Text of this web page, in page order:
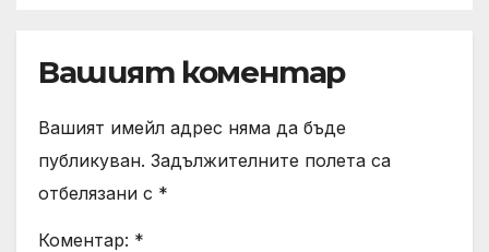
Вашият коментар
Вашият имейл адрес няма да бъде
публикуван. Задължителните полета са
отбелязани с *
Коментар: *